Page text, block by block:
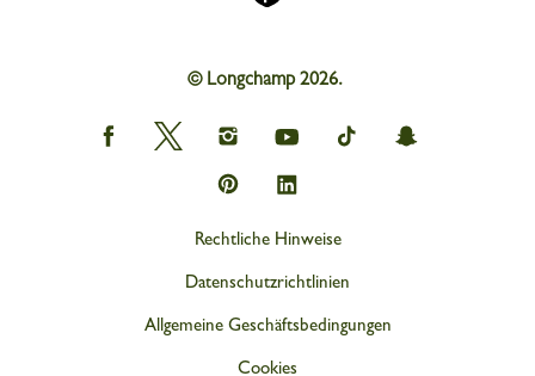
© Longchamp 2026.
Longchamp
on
Longchamp
on
Longchamp
on
Instagram
Longchamp
on
youtube
Longchamp
on
Longchamp
on
Longchamp
on
Longchamp
on
Rechtliche Hinweise
Datenschutzrichtlinien
Allgemeine Geschäftsbedingungen
Cookies